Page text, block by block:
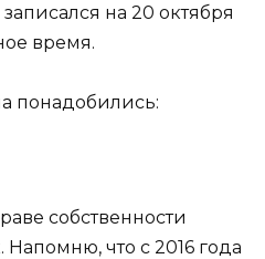
на 20 октября
время.
понадобились:
собственности
Напомню, что с 2016 года